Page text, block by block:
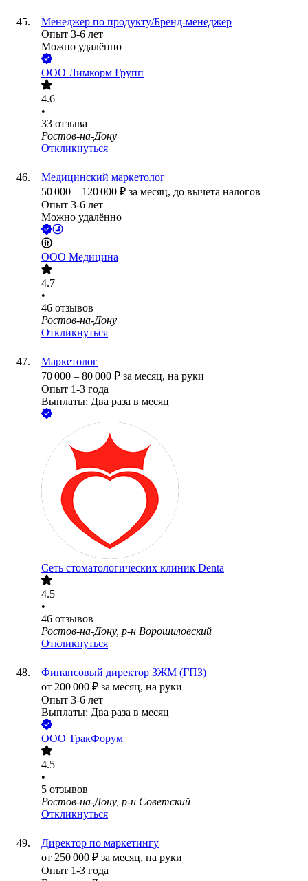
Менеджер по продукту/Бренд-менеджер
Опыт 3-6 лет
Можно удалённо
ООО Лимкорм Групп
4.6
•
33 отзыва
Ростов-на-Дону
Откликнуться
Медицинский маркетолог
50 000 – 120 000 ₽ за месяц, до вычета налогов
Опыт 3-6 лет
Можно удалённо
ООО Медицина
4.7
•
46 отзывов
Ростов-на-Дону
Откликнуться
Маркетолог
70 000 – 80 000 ₽ за месяц, на руки
Опыт 1-3 года
Выплаты: Два раза в месяц
Сеть стоматологических клиник Denta
4.5
•
46 отзывов
Ростов-на-Дону, р-н Ворошиловский
Откликнуться
Финансовый директор ЗЖМ (ГПЗ)
от 200 000 ₽ за месяц, на руки
Опыт 3-6 лет
Выплаты: Два раза в месяц
ООО ТракФорум
4.5
•
5 отзывов
Ростов-на-Дону, р-н Советский
Откликнуться
Директор по маркетингу
от 250 000 ₽ за месяц, на руки
Опыт 1-3 года